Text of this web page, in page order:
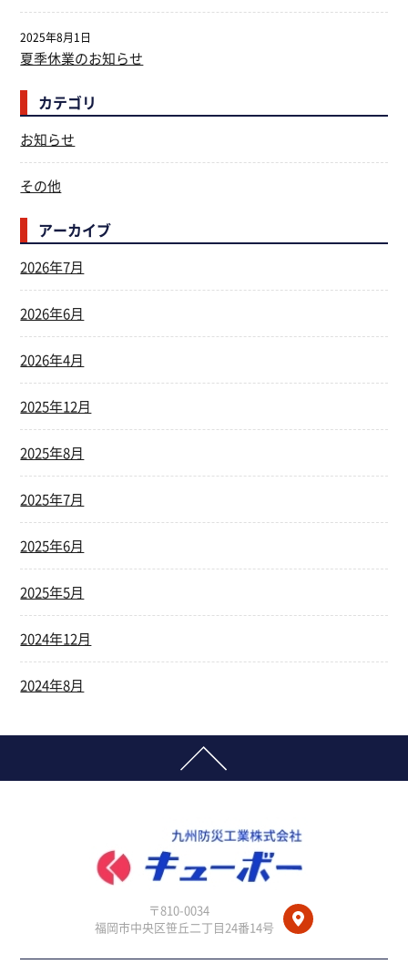
夏季休業のお知らせ
2025年8月1日
カテゴリ
お知らせ
その他
アーカイブ
2026年7月
2026年6月
2026年4月
2025年12月
2025年8月
2025年7月
2025年6月
2025年5月
2024年12月
2024年8月
〒810-0034
福岡市中央区笹丘二丁目24番14号